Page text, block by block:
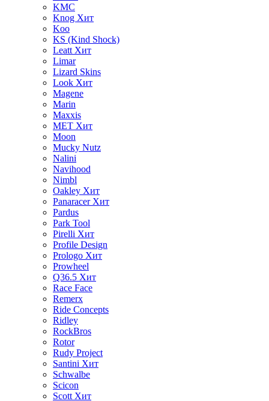
KMC
Knog Хит
Koo
KS (Kind Shock)
Leatt Хит
Limar
Lizard Skins
Look Хит
Magene
Marin
Maxxis
MET Хит
Moon
Mucky Nutz
Nalini
Navihood
Nimbl
Oakley Хит
Panaracer Хит
Pardus
Park Tool
Pirelli Хит
Profile Design
Prologo Хит
Prowheel
Q36.5 Хит
Race Face
Remerx
Ride Concepts
Ridley
RockBros
Rotor
Rudy Project
Santini Хит
Schwalbe
Scicon
Scott Хит